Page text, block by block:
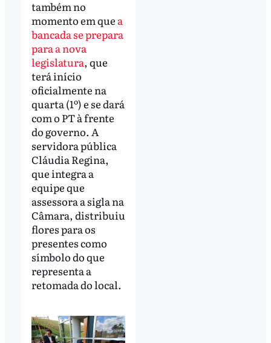
também no
momento em que a
bancada se prepara
para a nova
legislatura, que
terá início
oficialmente na
quarta (1º) e se dará
com o PT à frente
do governo. A
servidora pública
Cláudia Regina,
que integra a
equipe que
assessora a sigla na
Câmara, distribuiu
flores para os
presentes como
símbolo do que
representa a
retomada do local.